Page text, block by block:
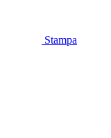
Stampa